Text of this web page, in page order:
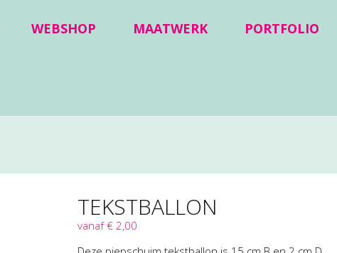
WEBSHOP MAATWERK PORTFOLIO
TEKSTBALLON
vanaf € 2,00